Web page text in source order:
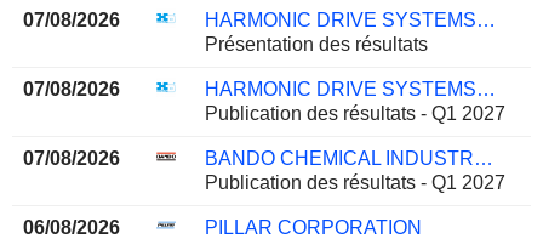
07/08/2026
HARMONIC DRIVE SYSTEMS INC.
Présentation des résultats
07/08/2026
HARMONIC DRIVE SYSTEMS INC.
Publication des résultats - Q1 2027
07/08/2026
BANDO CHEMICAL INDUSTRIES, LTD.
Publication des résultats - Q1 2027
06/08/2026
PILLAR CORPORATION